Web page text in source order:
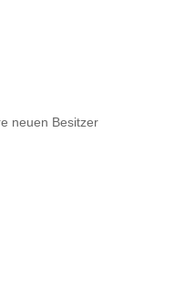
neuen Besitzer